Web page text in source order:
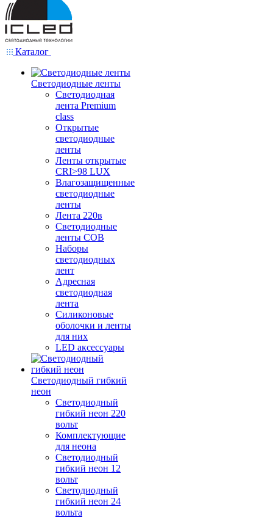
Каталог
Светодиодные ленты
Светодиодная
лента Premium
class
Открытые
светодиодные
ленты
Ленты открытые
CRI>98 LUX
Влагозащищенные
светодиодные
ленты
Лента 220в
Светодиодные
ленты COB
Наборы
светодиодных
лент
Адресная
светодиодная
лента
Силиконовые
оболочки и ленты
для них
LED аксессуары
Светодиодный гибкий
неон
Светодиодный
гибкий неон 220
вольт
Комплектующие
для неона
Светодиодный
гибкий неон 12
вольт
Светодиодный
гибкий неон 24
вольта